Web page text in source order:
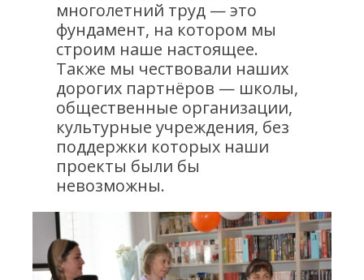
многолетний труд — это
фундамент, на котором мы
строим наше настоящее.
Также мы чествовали наших
дорогих партнёров — школы,
общественные организации,
культурные учреждения, без
поддержки которых наши
проекты были бы
невозможны.